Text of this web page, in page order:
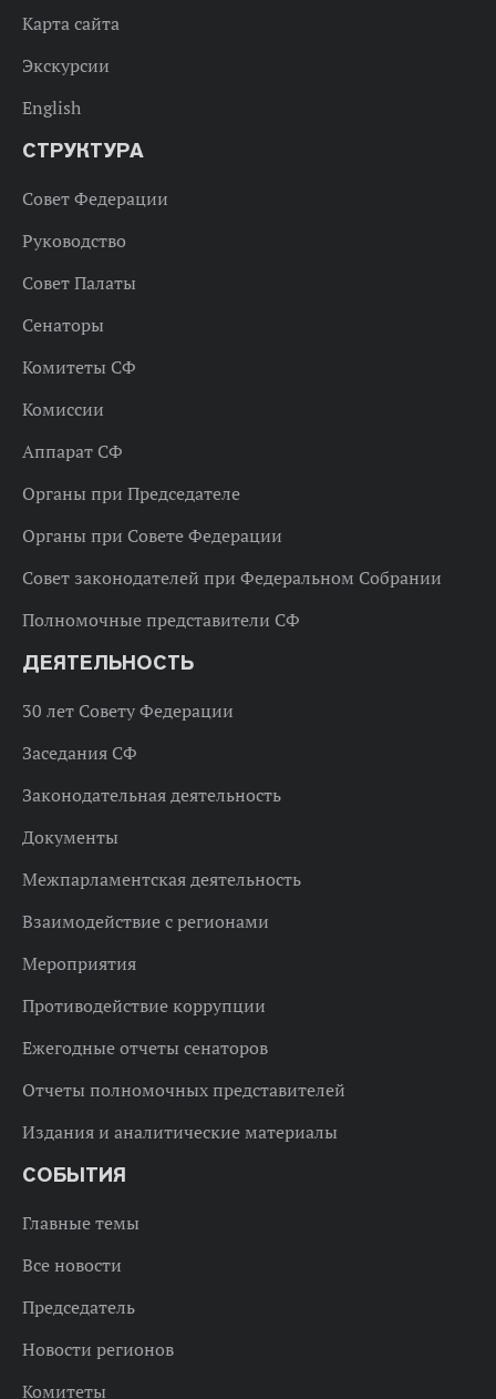
Карта сайта
Экскурсии
English
СТРУКТУРА
Совет Федерации
Руководство
Совет Палаты
Сенаторы
Комитеты СФ
Комиссии
Аппарат СФ
Органы при Председателе
Органы при Совете Федерации
Совет законодателей при Федеральном Собрании
Полномочные представители СФ
ДЕЯТЕЛЬНОСТЬ
30 лет Совету Федерации
Заседания СФ
Законодательная деятельность
Документы
Межпарламентская деятельность
Взаимодействие с регионами
Мероприятия
Противодействие коррупции
Ежегодные отчеты сенаторов
Отчеты полномочных представителей
Издания и аналитические материалы
СОБЫТИЯ
Главные темы
Все новости
Председатель
Новости регионов
Комитеты